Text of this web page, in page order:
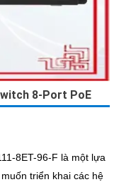
8-Port PoE
8ET-96-F là một lựa
triển khai các hệ